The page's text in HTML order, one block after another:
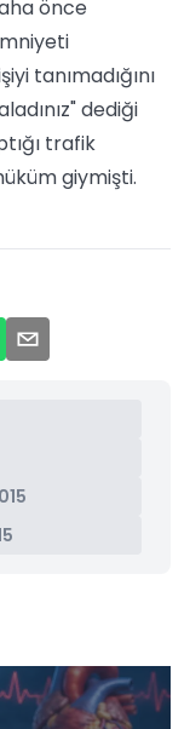
önce
tanımadığını
dediği
trafik
giymişti.